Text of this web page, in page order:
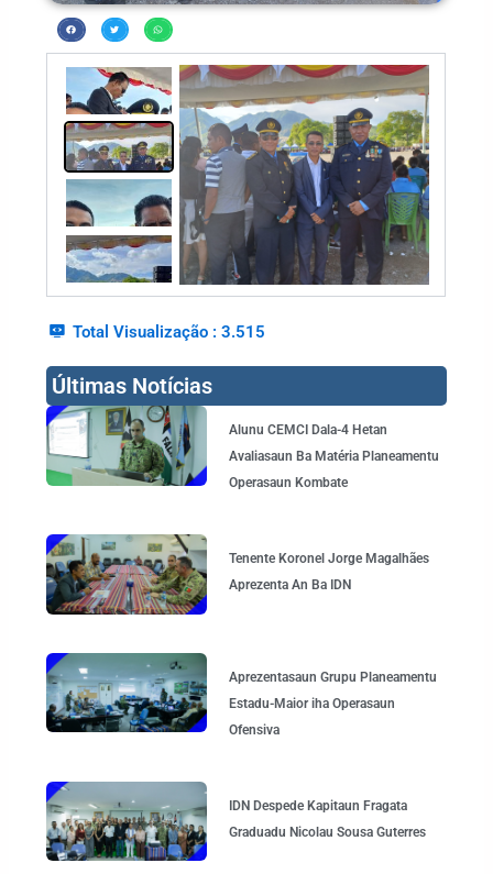
Total Visualização : 3.515
Últimas Notícias
Alunu CEMCI Dala-4 Hetan
Avaliasaun Ba Matéria Planeamentu
Operasaun Kombate
Tenente Koronel Jorge Magalhães
Aprezenta An Ba IDN
Aprezentasaun Grupu Planeamentu
Estadu-Maior iha Operasaun
Ofensiva
IDN Despede Kapitaun Fragata
Graduadu Nicolau Sousa Guterres
Page